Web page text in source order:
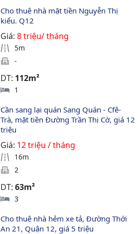
Cho thuê nhà mặt tiền Nguyễn Thị
kiểu. Q12
Giá:8 triệu/ tháng
5m
-
DT: 112m²
1
Cần sang lại quán Sang Quán - Cfê-
Trà, mặt tiền Đường Trần Thị Cờ, giá 12
triệu
Giá: 12 triệu / tháng
16m
2
DT:63m²
3
Cho thuê nhà hẻm xe tả, Đường Thới
An 21, Quận 12, giá 5 triệu